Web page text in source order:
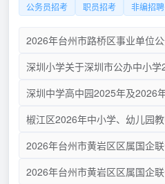
公务员招考 职员招考 非编招聘